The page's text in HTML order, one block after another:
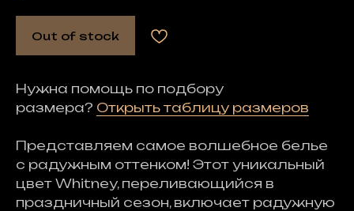
Out of stock
Нужна помощь по подбору
размера? Открыть таблицу размеров
Представляем самое волшебное белье
с радужным оттенком! Этот уникальный
цвет Whitney, переливающийся в
праздничный сезон, включает радужную